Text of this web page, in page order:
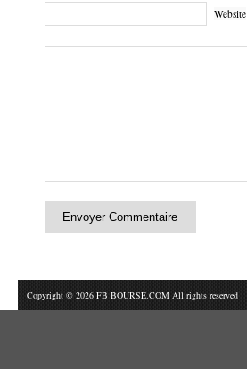
Website
Copyright © 2026 FB BOURSE.COM All rights reserved